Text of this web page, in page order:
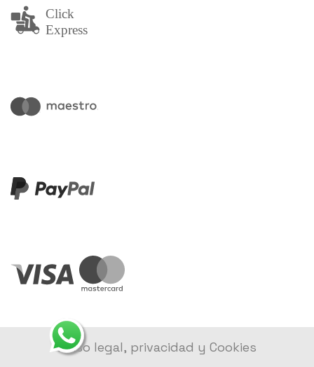
Aviso legal, privacidad y Cookies